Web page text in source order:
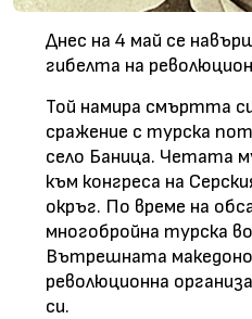
Днес на 4 май се
гибелта на
Той намира смъртта
сражение с турска
село Баница. Четата
към конгреса на
окръг. По време на
многобройна турска
Вътрешната
революционна
си.